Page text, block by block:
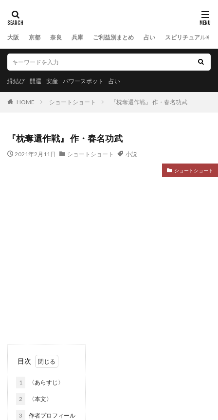
大阪 京都 奈良 兵庫 ご利益別まとめ 占い スピリチュアル
縁結び 開運 安産 パワースポット 占い
HOME ショートショート 『枕奪還作戦』 作・春名功武
『枕奪還作戦』 作・春名功武
2021年2月11日 ショートショート 小説
ショートショート
目次
1 〈あらすじ〉
2 〈本文〉
3 作者プロフィール